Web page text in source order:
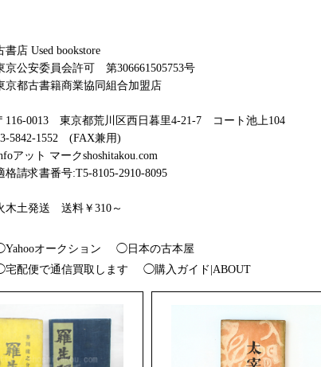
書店 Used bookstore
京公安委員会許可 第306661505753号
京都古書籍商業協同組合加盟店
116-0013 東京都荒川区西日暮里4-21-7 コート池上104
5842-1552 (FAX兼用)
アット マークshoshitakou.com
格請求書番号:T5-8105-2910-8095
木土発送 送料￥310～
オークション
◯日本の古本屋
配便で通信買取します
◯購入ガイド|ABOUT